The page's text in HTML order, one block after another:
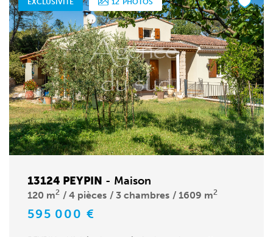
13124 PEYPIN - Maison
120 m2 4 pièces 3 chambres 1609 m2
595 000 €